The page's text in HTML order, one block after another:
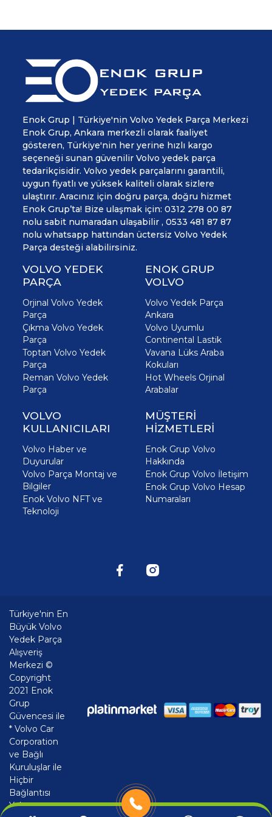
Enok Grup | Türkiye'nin Volvo Yedek Parça Merkezi
Enok Grup, Ankara merkezli olarak faaliyet
gösteren, Türkiye'nin her yerine hızlı kargo
seçeneği sunan güvenilir Volvo yedek parça
tedarikçisidir. Volvo yedek parçalarını garantili,
uygun fiyatlı ve yüksek kaliteli olarak sizlere
ulaştırır. Aracınız için doğru parça, doğru hizmet
Enok Grup’ta! Bize ulaşmak için: 0312 278 00 87
nolu sabit numaradan ulaşabilir , 0533 481 87 87
nolu whatsapp hattından üctersiz Volvo Yedek
Parça desteği alabilirsiniz.
VOLVO YEDEK
PARÇA
Orjinal Volvo Yedek
Parça
Çıkma Volvo Yedek
Parça
Toptan Volvo Yedek
Parça
Reman Volvo Yedek
Parça
ENOK GRUP
VOLVO
Volvo Yedek Parça
Ankara
Volvo Uyumlu
Continental Lastik
Vavana Lüks Araba
Kokuları
Hot Wheels Orjinal
Arabalar
VOLVO
KULLANICILARI
Volvo Haber ve
Duyurular
Volvo Parça Montaj ve
Bilgiler
Enok Volvo NFT ve
Teknoloji
MÜŞTERİ
HİZMETLERİ
Enok Grup Volvo
Hakkında
Enok Grup Volvo İletişim
Enok Grup Volvo Hesap
Numaraları
Türkiye'nin En
Büyük Volvo
Yedek Parça
Alışveriş
Merkezi ©
Copyright
2021 Enok
Grup
Güvencesi ile
* Volvo Car
Corporation
ve Bağlı
Kuruluşlar ile
Hiçbir
Bağlantısı
Yoktur